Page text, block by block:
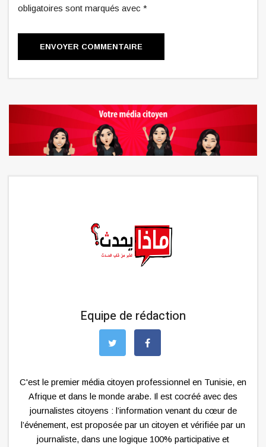
obligatoires sont marqués avec *
ENVOYER COMMENTAIRE
Equipe de rédaction
C'est le premier média citoyen professionnel en Tunisie, en
Afrique et dans le monde arabe. Il est cocréé avec des
journalistes citoyens : l’information venant du cœur de
l’événement, est proposée par un citoyen et vérifiée par un
journaliste, dans une logique 100% participative et